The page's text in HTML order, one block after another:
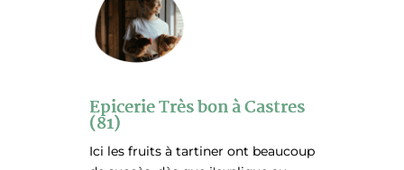
Epicerie Très bon à Castres
(81)
Ici les fruits à tartiner ont beaucoup